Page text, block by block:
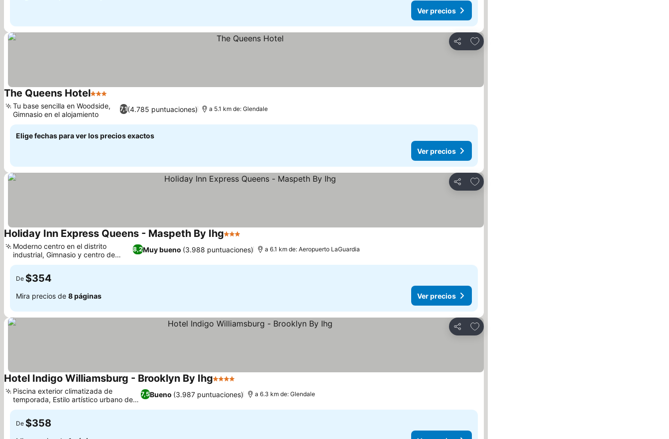
Ver precios
Compartir
Agregar a favoritos
The Queens Hotel3 Estrellas
7,1(4.785 puntuaciones)
Tu base sencilla en Woodside,
Gimnasio en el alojamiento
a 5.1 km de: Glendale
Elige fechas para ver los precios exactos
Ver precios
Compartir
Agregar a favoritos
Holiday Inn Express Queens - Maspeth By Ihg3 Estrellas
8,2Muy bueno (3.988 puntuaciones)
Moderno centro en el distrito
industrial, Gimnasio y centro de
negocios 24 horas
a 6.1 km de: Aeropuerto LaGuardia
De $354
Mira precios de 8 páginas Ver precios
Compartir
Agregar a favoritos
Hotel Indigo Williamsburg - Brooklyn By Ihg4 Estrellas
7,5Bueno (3.987 puntuaciones)
Piscina exterior climatizada de
temporada, Estilo artístico urbano de
Williamsburg
a 6.3 km de: Glendale
De $358